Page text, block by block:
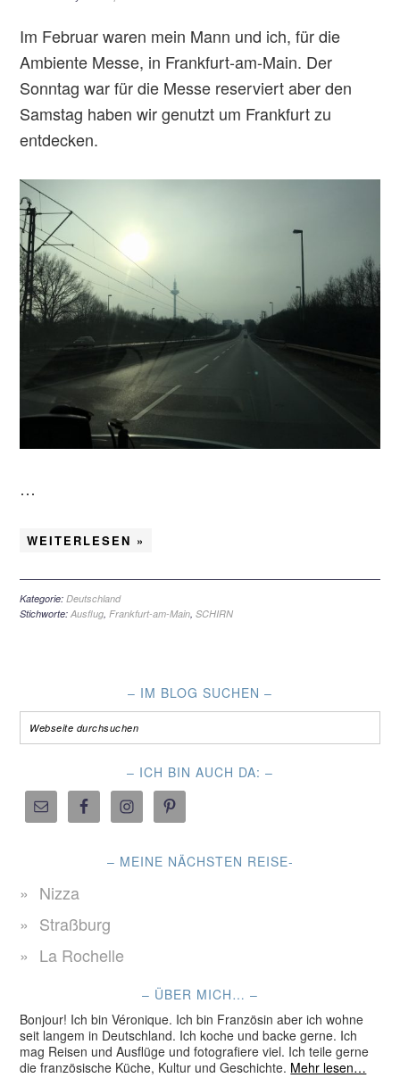
Im Februar waren mein Mann und ich, für die
Ambiente Messe, in Frankfurt-am-Main. Der
Sonntag war für die Messe reserviert aber den
Samstag haben wir genutzt um Frankfurt zu
entdecken.
…
WEITERLESEN »
Kategorie:Deutschland
Stichworte:Ausflug,Frankfurt-am-Main,SCHIRN
– IM BLOG SUCHEN –
– ICH BIN AUCH DA: –
– MEINE NÄCHSTEN REISE-
Nizza
Straßburg
La Rochelle
– ÜBER MICH… –
Bonjour! Ich bin Véronique. Ich bin Französin aber ich wohne
seit langem in Deutschland. Ich koche und backe gerne. Ich
mag Reisen und Ausflüge und fotografiere viel. Ich teile gerne
die französische Küche, Kultur und Geschichte. Mehr lesen…